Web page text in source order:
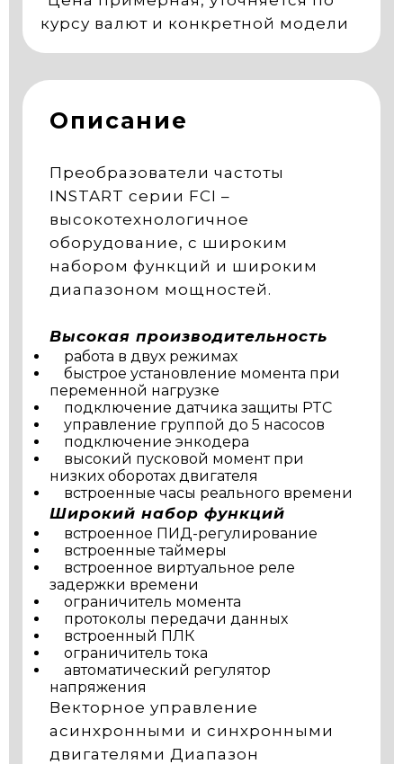
курсу валют и конкретной модели
Описание
Преобразователи частоты
INSTART серии FCI –
высокотехнологичное
оборудование, с широким
набором функций и широким
диапазоном мощностей.
Высокая производительность
работа в двух режимах
быстрое установление момента при
переменной нагрузке
подключение датчика защиты PTC
управление группой до 5 насосов
подключение энкодера
высокий пусковой момент при
низких оборотах двигателя
встроенные часы реального времени
Широкий набор функций
встроенное ПИД-регулирование
встроенные таймеры
встроенное виртуальное реле
задержки времени
ограничитель момента
протоколы передачи данных
встроенный ПЛК
ограничитель тока
автоматический регулятор
напряжения
Векторное управление
асинхронными и синхронными
двигателями Диапазон